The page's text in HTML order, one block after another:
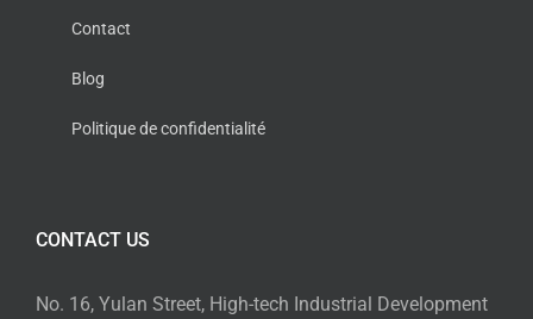
Contact
Blog
Politique de confidentialité
CONTACT US
No. 16, Yulan Street, High-tech Industrial Development